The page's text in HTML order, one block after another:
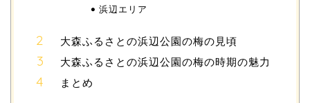
浜辺エリア
大森ふるさとの浜辺公園の梅の見頃
大森ふるさとの浜辺公園の梅の時期の魅力
まとめ